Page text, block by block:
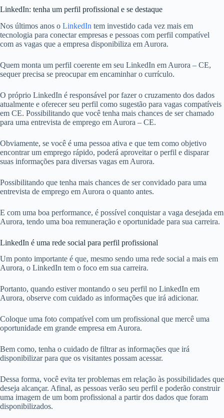
LinkedIn: tenha um perfil profissional e se destaque
Nos últimos anos o LinkedIn tem investido cada vez mais em
tecnologia para conectar empresas e pessoas com perfil compatível
com as vagas que a empresa disponibiliza em Aurora.
Quem monta um perfil coerente em seu LinkedIn em Aurora – CE,
sequer precisa se preocupar em encaminhar o currículo.
O próprio LinkedIn é responsável por fazer o cruzamento dos dados
atualmente e oferecer seu perfil como sugestão para vagas compatíveis
em CE. Possibilitando que você tenha mais chances de ser chamado
para uma entrevista de emprego em Aurora – CE.
Obviamente, se você é uma pessoa ativa e que tem como objetivo
encontrar um emprego rápido, poderá aproveitar o perfil e disparar
suas informações para diversas vagas em Aurora.
Possibilitando que tenha mais chances de ser convidado para uma
entrevista de emprego em Aurora o quanto antes.
E com uma boa performance, é possível conquistar a vaga desejada em
Aurora, tendo uma boa remuneração e oportunidade para sua carreira.
LinkedIn é uma rede social para perfil profissional
Um ponto importante é que, mesmo sendo uma rede social a mais em
Aurora, o LinkedIn tem o foco em sua carreira.
Portanto, quando estiver montando o seu perfil no LinkedIn em
Aurora, observe com cuidado as informações que irá adicionar.
Coloque uma foto compatível com um profissional que mercê uma
oportunidade em grande empresa em Aurora.
Bem como, tenha o cuidado de filtrar as informações que irá
disponibilizar para que os visitantes possam acessar.
Dessa forma, você evita ter problemas em relação às possibilidades que
deseja alcançar. Afinal, as pessoas verão seu perfil e poderão construir
uma imagem de um bom profissional a partir dos dados que foram
disponibilizados.